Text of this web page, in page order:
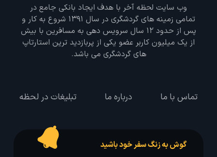
وب سایت لحظه آخر با هدف ایجاد بانکی جامع در
تمامی زمینه های گردشگری در سال 1391 شروع به کار و
پس از حدود 12 سال سرویس دهی به مسافرین با بیش
از یک میلیون کاربر عضو یکی از پربازدید ترین استارتاپ
های گردشگری می باشد.
تماس با ما درباره ما تبلیغات در لحظه
گوش به زنگ سفر خود باشید